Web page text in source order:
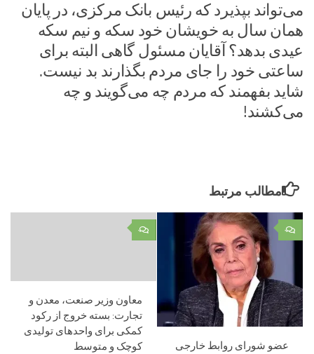
می‌تواند بپذیرد که رئیس بانک مرکزی، در پایان
همان سال به خویشان خود سکه و نیم سکه
عیدی بدهد؟ آقایان مسئول گاهی البته برای
ساعتی خود را جای مردم بگذارند بد نیست.
شاید بفهمند که مردم چه می‌گویند و چه
می‌کشند!
مطالب مرتبط
۰
معاون وزیر صنعت، معدن و
تجارت: بسته خروج از رکود
کمکی برای واحدهای تولیدی
کوچک و متوسط
۰
عضو شورای روابط خارجی